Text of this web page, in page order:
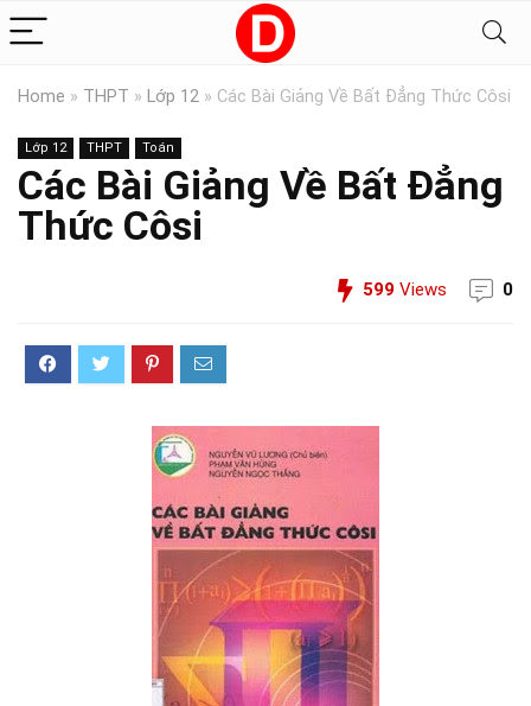
Home » THPT » Lớp 12 » Các Bài Giảng Về Bất Đẳng Thức Côsi
Lớp 12 THPT Toán
Các Bài Giảng Về Bất Đẳng
Thức Côsi
599 Views 0